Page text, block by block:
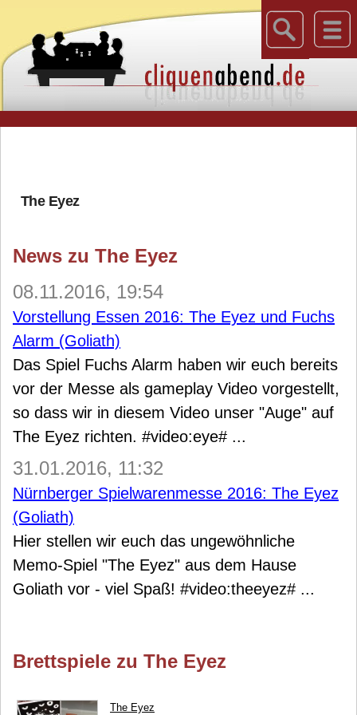
The Eyez
News zu The Eyez
08.11.2016, 19:54
Vorstellung Essen 2016: The Eyez und Fuchs
Alarm (Goliath)
Das Spiel Fuchs Alarm haben wir euch bereits
vor der Messe als gameplay Video vorgestellt,
so dass wir in diesem Video unser "Auge" auf
The Eyez richten. #video:eye# ...
31.01.2016, 11:32
Nürnberger Spielwarenmesse 2016: The Eyez
(Goliath)
Hier stellen wir euch das ungewöhnliche
Memo-Spiel "The Eyez" aus dem Hause
Goliath vor - viel Spaß! #video:theeyez# ...
Brettspiele zu The Eyez
The Eyez